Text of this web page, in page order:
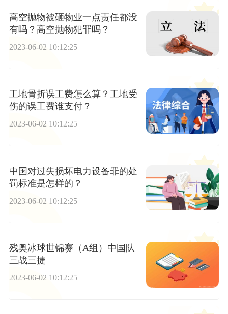
高空抛物被砸物业一点责任都没
有吗？高空抛物犯罪吗？
2023-06-02 10:12:25
工地骨折误工费怎么算？工地受
伤的误工费谁支付？
2023-06-02 10:12:25
中国对过失损坏电力设备罪的处
罚标准是怎样的？
2023-06-02 10:12:25
残奥冰球世锦赛（A组）中国队
三战三捷
2023-06-02 10:12:25